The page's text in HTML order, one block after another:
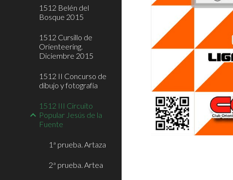
1512 Belén del
Bosque 2015
1512 Cursillo de
Orienteering.
Diciembre 2015
1512 II Concurso de
dibujo y fotografía
1512 III Circuito
Popular Jesús de la
Fuente
1ª prueba. Artaza
2ª prueba. Artea